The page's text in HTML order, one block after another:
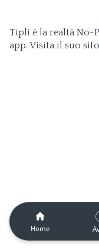
​Tipli è la realtà No-
app. Visita il suo sito
Home